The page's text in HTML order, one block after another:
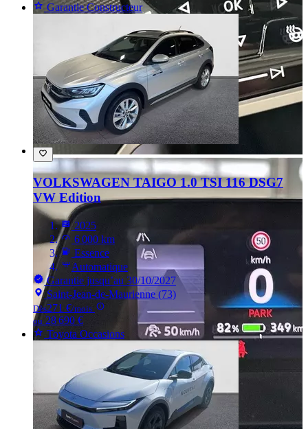
Garantie Constructeur
VOLKSWAGEN TAIGO1.0 TSI 116 DSG7
VW Edition
2025
6 000 km
Essence
Automatique
Garantie jusqu’au 30/10/2027
Saint-Jean-de-Maurienne (73)
Dès271 €/mois
ou 28 690 €
Toyota Occasions